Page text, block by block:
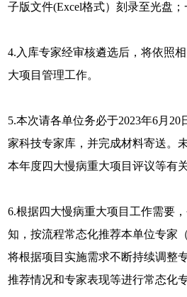
子版文件(Excel格式）刻录至光盘；
4.入库专家经审核遴选后，将依照
大项目管理工作。
5.本次请各单位务必于2023年6月
家科技专家库，并完成材料寄送。
本年度四大慢病重大项目评议等有关
6.根据四大慢病重大项目工作需要
知，按流程常态化推荐本单位专家
将根据项目实施需求不断持续调整
推荐情况和专家表现等进行常态化